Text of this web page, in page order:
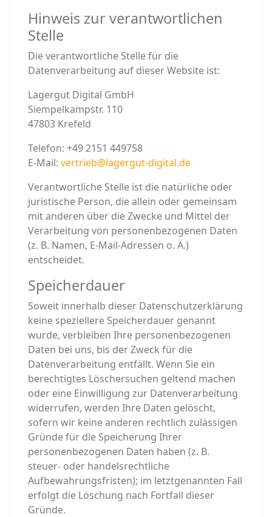
Hinweis zur verantwortlichen
Stelle
Die verantwortliche Stelle für die
Datenverarbeitung auf dieser Website ist:
Lagergut Digital GmbH
Siempelkampstr. 110
47803 Krefeld
Telefon: +49 2151 449758
E-Mail: vertrieb@lagergut-digital.de
Verantwortliche Stelle ist die natürliche oder
juristische Person, die allein oder gemeinsam
mit anderen über die Zwecke und Mittel der
Verarbeitung von personenbezogenen Daten
(z. B. Namen, E-Mail-Adressen o. Ä.)
entscheidet.
Speicherdauer
Soweit innerhalb dieser Datenschutzerklärung
keine speziellere Speicherdauer genannt
wurde, verbleiben Ihre personenbezogenen
Daten bei uns, bis der Zweck für die
Datenverarbeitung entfällt. Wenn Sie ein
berechtigtes Löschersuchen geltend machen
oder eine Einwilligung zur Datenverarbeitung
widerrufen, werden Ihre Daten gelöscht,
sofern wir keine anderen rechtlich zulässigen
Gründe für die Speicherung Ihrer
personenbezogenen Daten haben (z. B.
steuer- oder handelsrechtliche
Aufbewahrungsfristen); im letztgenannten Fall
erfolgt die Löschung nach Fortfall dieser
Gründe.